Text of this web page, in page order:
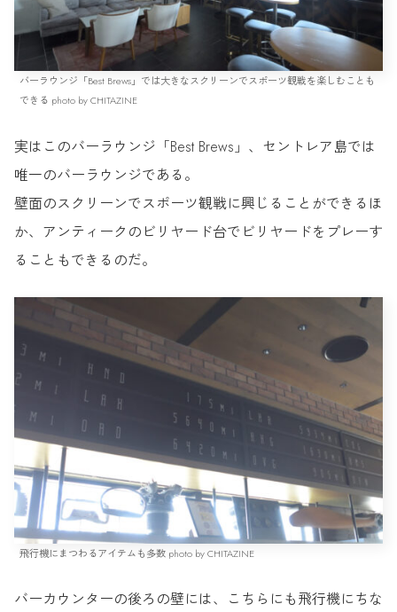
バーラウンジ「Best Brews」では大きなスクリーンでスポーツ観戦を楽しむことも
できる photo by CHITAZINE
実はこのバーラウンジ「Best Brews」、セントレア島では
唯一のバーラウンジである。
壁面のスクリーンでスポーツ観戦に興じることができるほ
か、アンティークのビリヤード台でビリヤードをプレーす
ることもできるのだ。
飛行機にまつわるアイテムも多数 photo by CHITAZINE
バーカウンターの後ろの壁には、こちらにも飛行機にちな